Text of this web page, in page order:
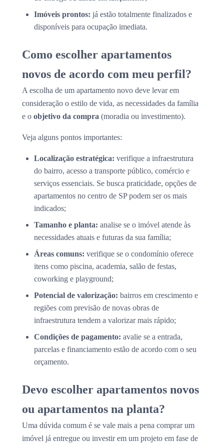
Imóveis prontos: já estão totalmente finalizados e
disponíveis para ocupação imediata.
Como escolher apartamentos
novos de acordo com meu perfil?
A escolha de um apartamento novo deve levar em
consideração o estilo de vida, as necessidades da família
e o objetivo da compra (moradia ou investimento).
Veja alguns pontos importantes:
Localização estratégica: verifique a infraestrutura
do bairro, acesso a transporte público, comércio e
serviços essenciais. Se busca praticidade, opções de
apartamentos no centro de SP podem ser os mais
indicados;
Tamanho e planta: analise se o imóvel atende às
necessidades atuais e futuras da sua família;
Áreas comuns: verifique se o condomínio oferece
itens como piscina, academia, salão de festas,
coworking e playground;
Potencial de valorização: bairros em crescimento e
regiões com previsão de novas obras de
infraestrutura tendem a valorizar mais rápido;
Condições de pagamento: avalie se a entrada,
parcelas e financiamento estão de acordo com o seu
orçamento.
Devo escolher apartamentos novos
ou apartamentos na planta?
Uma dúvida comum é se vale mais a pena comprar um
imóvel já entregue ou investir em um projeto em fase de